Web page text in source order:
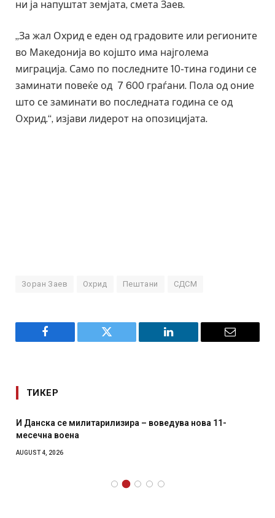
ни ја напуштат земјата, смета Заев.
„За жал Охрид е еден од градовите или регионите
во Македонија во којшто има најголема
миграција. Само по последните 10-тина години се
заминати повеќе од 7 600 граѓани. Пола од оние
што се заминати во последната година се од
Охрид.“, изјави лидерот на опозицијата.
Зоран Заев Охрид Пештани СДСМ
Facebook Twitter LinkedIn Email
ТИКЕР
И Данска се милитарилизира – воведува нова 11-
месечна воена
AUGUST 4, 2026